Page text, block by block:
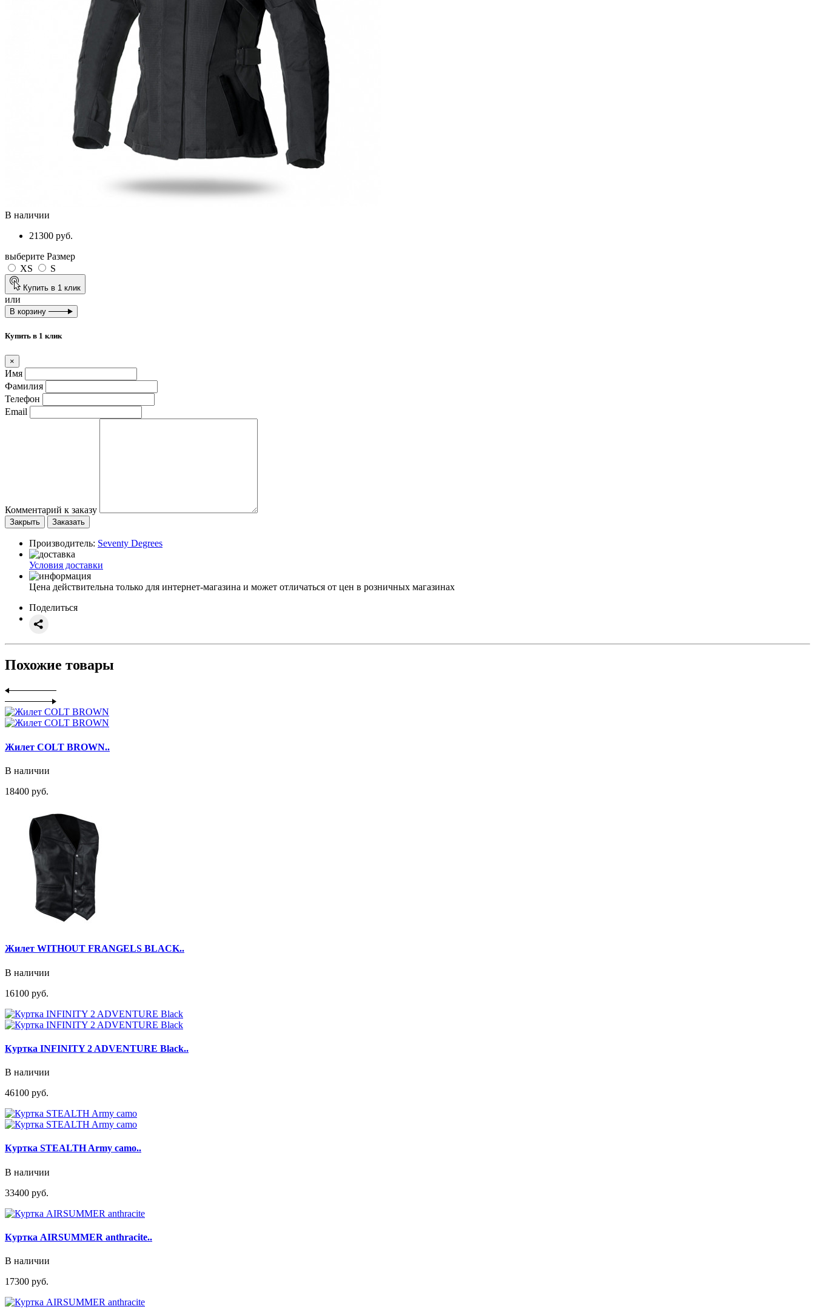
В наличии
21300 руб.
выберите Размер
XS
S
Купить в 1 клик
или
В корзину
Купить в 1 клик
×
Имя
Фамилия
Телефон
Email
Комментарий к заказу
Закрыть Заказать
Производитель: Seventy Degrees
Условия доставки
Цена действительна только для интернет-магазина и может отличаться от цен в розничных магазинах
Поделиться
Похожие товары
Жилет COLT BROWN..
В наличии
18400 руб.
Жилет WITHOUT FRANGELS BLACK..
В наличии
16100 руб.
Куртка INFINITY 2 ADVENTURE Black..
В наличии
46100 руб.
Куртка STEALTH Army camo..
В наличии
33400 руб.
Куртка AIRSUMMER anthracite..
В наличии
17300 руб.